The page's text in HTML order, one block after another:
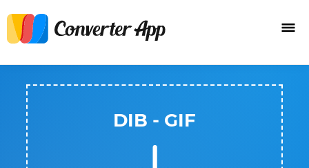
DIB - GIF